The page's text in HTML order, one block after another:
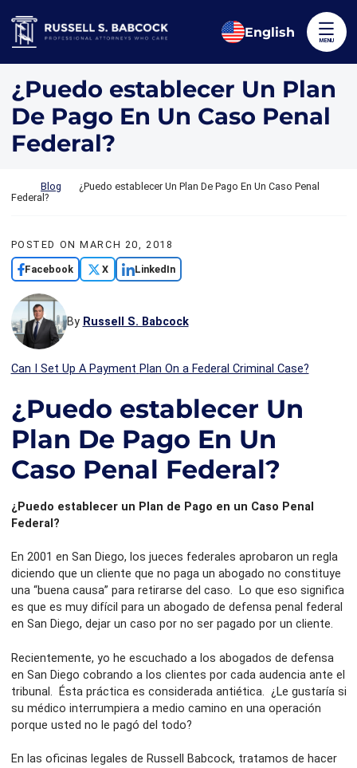
Return home
MENU
English
¿Puedo establecer Un Plan
De Pago En Un Caso Penal
Federal?
Return home
Blog
¿Puedo establecer Un Plan De Pago En Un Caso Penal
Federal?
POSTED ONMARCH 20, 2018
Facebook X LinkedIn
By Russell S. Babcock
Can I Set Up A Payment Plan On a Federal Criminal Case?
¿Puedo establecer Un
Plan De Pago En Un
Caso Penal Federal?
¿Puedo establecer un Plan de Pago en un Caso Penal
Federal?
En 2001 en San Diego, los jueces federales aprobaron un regla
diciendo que un cliente que no paga un abogado no constituye
una “buena causa” para retirarse del caso. Lo que eso significa
es que es muy difícil para un abogado de defensa penal federal
en San Diego, dejar un caso por no ser pagado por un cliente.
Recientemente, yo he escuchado a los abogados de defensa
en San Diego cobrando a los clientes por cada audencia ante el
tribunal. Ésta práctica es considerada antiética. ¿Le gustaría si
su médico interrumpiera a medio camino en una operación
porque usted no le pagó del todo?
En las oficinas legales de Russell Babcock, tratamos de hacer